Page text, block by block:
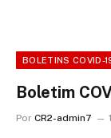
BOLETINS COVID-
Boletim
Por CR2-admin7